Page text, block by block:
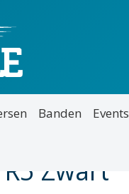
Banden Events
Zwart